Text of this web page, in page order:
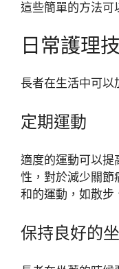
這些簡單的方法可
日常護理
長者在生活中可以
定期運動
適度的運動可以提
性，對於減少關節
和的運動，如散步
保持良好的